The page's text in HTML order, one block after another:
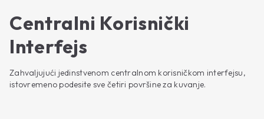
Centralni Korisnički
Interfejs
Zahvaljujući jedinstvenom centralnom korisničkom interfejsu,
istovremeno podesite sve četiri površine za kuvanje.